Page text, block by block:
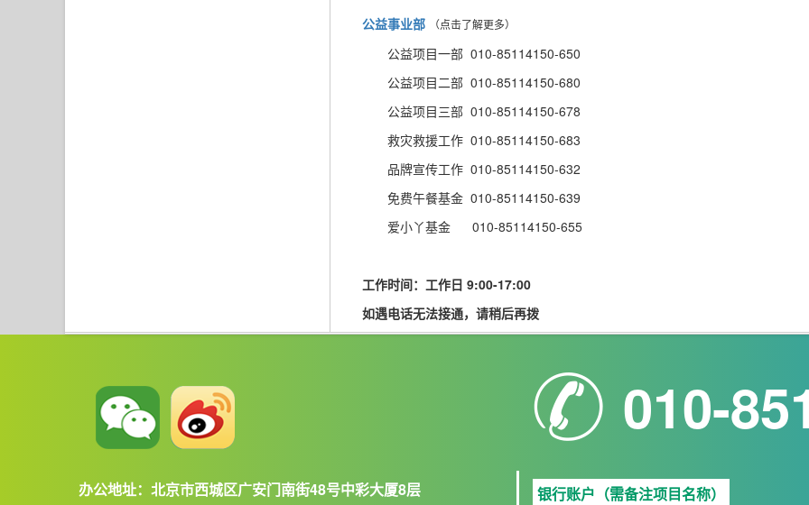
公益事业部 （点击了解更多）
公益项目一部 010-85114150-650
公益项目二部 010-85114150-680
公益项目三部 010-85114150-678
救灾救援工作 010-85114150-683
品牌宣传工作 010-85114150-632
免费午餐基金 010-85114150-639
爱小丫基金 010-85114150-655
工作时间：工作日 9:00-17:00
如遇电话无法接通，请稍后再拨
010-
办公地址：北京市西城区广安门南街48号中彩大厦8层
银行账户（需备注项目名称）